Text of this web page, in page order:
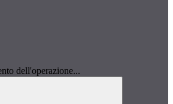
dell'operazione...